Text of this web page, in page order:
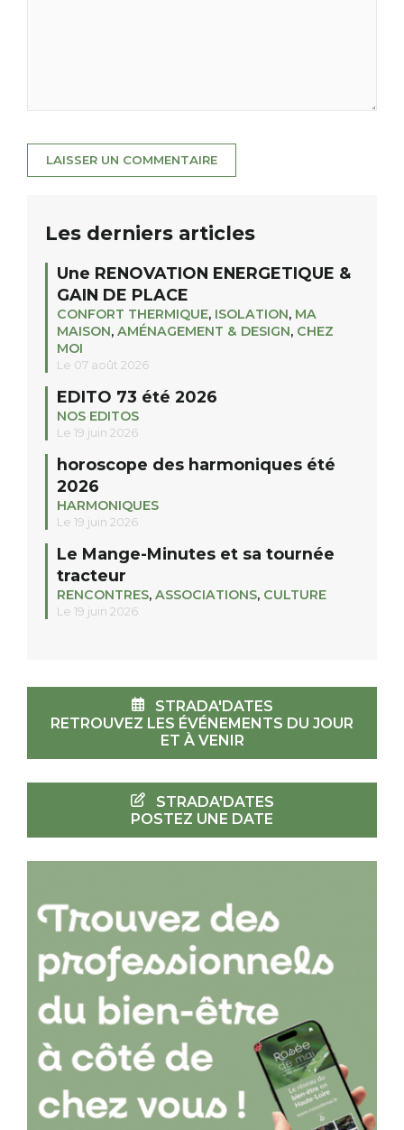
Les derniers articles
Une RENOVATION ENERGETIQUE &
GAIN DE PLACE
CONFORT THERMIQUE, ISOLATION, MA
MAISON, AMÉNAGEMENT & DESIGN, CHEZ
MOI
Le 07 août 2026
EDITO 73 été 2026
NOS EDITOS
Le 19 juin 2026
horoscope des harmoniques été
2026
HARMONIQUES
Le 19 juin 2026
Le Mange-Minutes et sa tournée
tracteur
RENCONTRES, ASSOCIATIONS, CULTURE
Le 19 juin 2026
STRADA'DATES
RETROUVEZ LES ÉVÉNEMENTS DU JOUR
ET À VENIR
STRADA'DATES
POSTEZ UNE DATE